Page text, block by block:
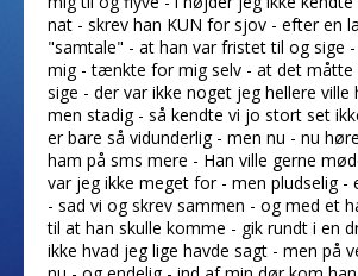
nat - skrev han KUN for sjov - efter en
"samtale" - at han var fristet til og sige
mig - tænkte for mig selv - at det måtte
sige - der var ikke noget jeg hellere ville
men stadig - så kendte vi jo stort set
er bare så vidunderlig - men nu - nu
ham på sms mere - Han ville gerne
var jeg ikke meget for - men pludselig -
- sad vi og skrev sammen - og med et
til at han skulle komme - gik rundt i en
ikke hvad jeg lige havde sagt - men på